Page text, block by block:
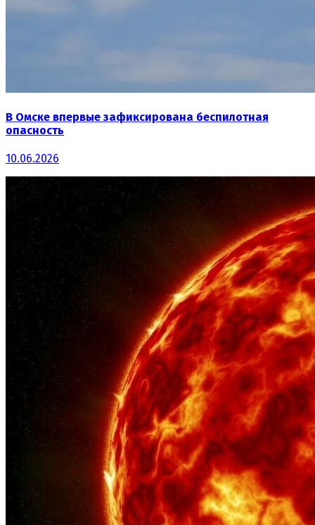
В Омске впервые зафиксирована беспилотная
опасность
10.06.2026